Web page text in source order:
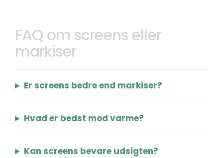
FAQ om screens eller
markiser
Er screens bedre end markiser?
Hvad er bedst mod varme?
Kan screens bevare udsigten?